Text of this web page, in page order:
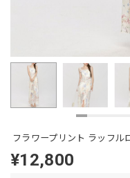
フラワープリント ラッフ
¥12,800